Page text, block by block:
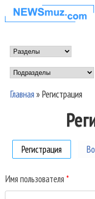
НОВОСТИ
МУЗЫКИ И
ШОУ БИЗНЕСА
NEWSMUZ.COM
Main menu
Главная» Регистрация
Регистрация
Имя пользователя *